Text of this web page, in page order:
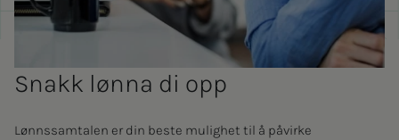
Snakk lønna di opp
Lønnssamtalen er din beste mulighet til å påvirke